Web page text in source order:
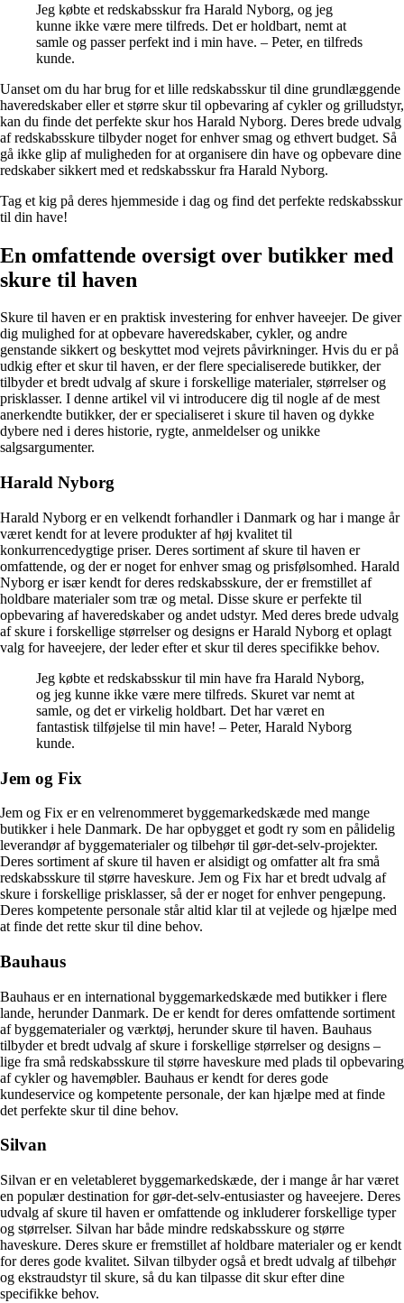
Jeg købte et redskabsskur fra Harald Nyborg, og jeg
kunne ikke være mere tilfreds. Det er holdbart, nemt at
samle og passer perfekt ind i min have. – Peter, en tilfreds
kunde.
Uanset om du har brug for et lille redskabsskur til dine grundlæggende
haveredskaber eller et større skur til opbevaring af cykler og grilludstyr,
kan du finde det perfekte skur hos Harald Nyborg. Deres brede udvalg
af redskabsskure tilbyder noget for enhver smag og ethvert budget. Så
gå ikke glip af muligheden for at organisere din have og opbevare dine
redskaber sikkert med et redskabsskur fra Harald Nyborg.
Tag et kig på deres hjemmeside i dag og find det perfekte redskabsskur
til din have!
En omfattende oversigt over butikker med
skure til haven
Skure til haven er en praktisk investering for enhver haveejer. De giver
dig mulighed for at opbevare haveredskaber, cykler, og andre
genstande sikkert og beskyttet mod vejrets påvirkninger. Hvis du er på
udkig efter et skur til haven, er der flere specialiserede butikker, der
tilbyder et bredt udvalg af skure i forskellige materialer, størrelser og
prisklasser. I denne artikel vil vi introducere dig til nogle af de mest
anerkendte butikker, der er specialiseret i skure til haven og dykke
dybere ned i deres historie, rygte, anmeldelser og unikke
salgsargumenter.
Harald Nyborg
Harald Nyborg er en velkendt forhandler i Danmark og har i mange år
været kendt for at levere produkter af høj kvalitet til
konkurrencedygtige priser. Deres sortiment af skure til haven er
omfattende, og der er noget for enhver smag og prisfølsomhed. Harald
Nyborg er især kendt for deres redskabsskure, der er fremstillet af
holdbare materialer som træ og metal. Disse skure er perfekte til
opbevaring af haveredskaber og andet udstyr. Med deres brede udvalg
af skure i forskellige størrelser og designs er Harald Nyborg et oplagt
valg for haveejere, der leder efter et skur til deres specifikke behov.
Jeg købte et redskabsskur til min have fra Harald Nyborg,
og jeg kunne ikke være mere tilfreds. Skuret var nemt at
samle, og det er virkelig holdbart. Det har været en
fantastisk tilføjelse til min have! – Peter, Harald Nyborg
kunde.
Jem og Fix
Jem og Fix er en velrenommeret byggemarkedskæde med mange
butikker i hele Danmark. De har opbygget et godt ry som en pålidelig
leverandør af byggematerialer og tilbehør til gør-det-selv-projekter.
Deres sortiment af skure til haven er alsidigt og omfatter alt fra små
redskabsskure til større haveskure. Jem og Fix har et bredt udvalg af
skure i forskellige prisklasser, så der er noget for enhver pengepung.
Deres kompetente personale står altid klar til at vejlede og hjælpe med
at finde det rette skur til dine behov.
Bauhaus
Bauhaus er en international byggemarkedskæde med butikker i flere
lande, herunder Danmark. De er kendt for deres omfattende sortiment
af byggematerialer og værktøj, herunder skure til haven. Bauhaus
tilbyder et bredt udvalg af skure i forskellige størrelser og designs –
lige fra små redskabsskure til større haveskure med plads til opbevaring
af cykler og havemøbler. Bauhaus er kendt for deres gode
kundeservice og kompetente personale, der kan hjælpe med at finde
det perfekte skur til dine behov.
Silvan
Silvan er en veletableret byggemarkedskæde, der i mange år har været
en populær destination for gør-det-selv-entusiaster og haveejere. Deres
udvalg af skure til haven er omfattende og inkluderer forskellige typer
og størrelser. Silvan har både mindre redskabsskure og større
haveskure. Deres skure er fremstillet af holdbare materialer og er kendt
for deres gode kvalitet. Silvan tilbyder også et bredt udvalg af tilbehør
og ekstraudstyr til skure, så du kan tilpasse dit skur efter dine
specifikke behov.